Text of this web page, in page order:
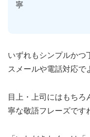
寧
いずれもシンプルかつ
スメールや電話対応で
目上・上司にはもち
寧な敬語フレーズです